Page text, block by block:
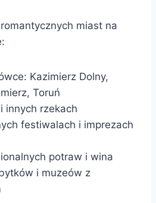
miast na
Kazimierz Dolny,
Toruń
innych rzekach
festiwalach i imprezach
potraw i wina
i muzeów z